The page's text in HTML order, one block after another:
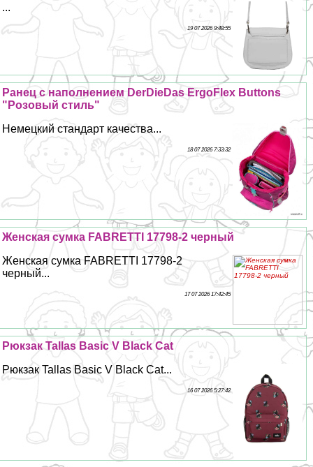
...
19 07 2026 9:48:55
Ранец с наполнением DerDieDas ErgoFlex Buttons
"Розовый стиль"
Немецкий стандарт качества...
18 07 2026 7:33:32
Женская сумка FABRETTI 17798-2 черный
Женская сумка FABRETTI 17798-2
черный...
17 07 2026 17:42:45
Рюкзак Tallas Basic V Black Cat
Рюкзак Tallas Basic V Black Cat...
16 07 2026 5:27:42